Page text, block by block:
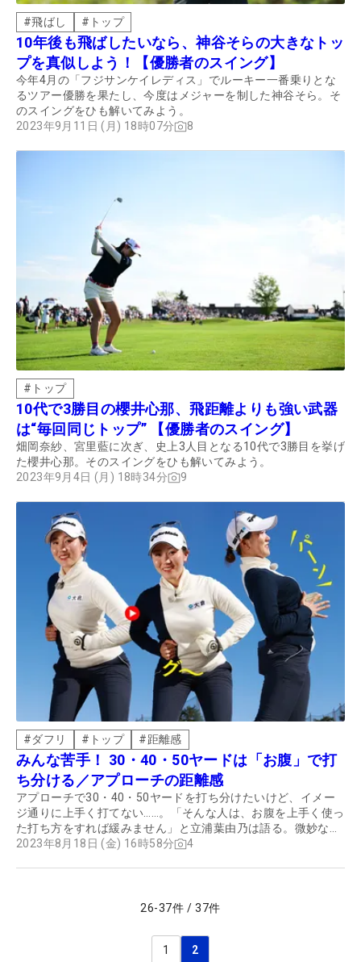
#飛ばし # トップ
10年後も飛ばしたいなら、神谷そらの大きなトッ
プを真似しよう！【優勝者のスイング】
今年4月の「フジサンケイレディス」でルーキー一番乗りとな
るツアー優勝を果たし、今度はメジャーを制した神谷そら。そ
のスイングをひも解いてみよう。
2023年9月11日 (月) 18時07分
8
# トップ
10代で3勝目の櫻井心那、飛距離よりも強い武器
は“毎回同じトップ” 【優勝者のスイング】
畑岡奈紗、宮里藍に次ぎ、史上3人目となる10代で3勝目を挙げ
た櫻井心那。そのスイングをひも解いてみよう。
2023年9月4日 (月) 18時34分
9
#ダフリ # トップ #距離感
みんな苦手！ 30・40・50ヤードは「お腹」で打
ち分ける／アプローチの距離感
アプローチで30・40・50ヤードを打ち分けたいけど、イメー
ジ通りに上手く打てない……。「そんな人は、お腹を上手く使っ
た打ち方をすれば緩みません」と立浦葉由乃は語る。微妙な距
離でも寄せられるコツを取材してみた。
2023年8月18日 (金) 16時58分 4
26-37件 / 37件
1 2